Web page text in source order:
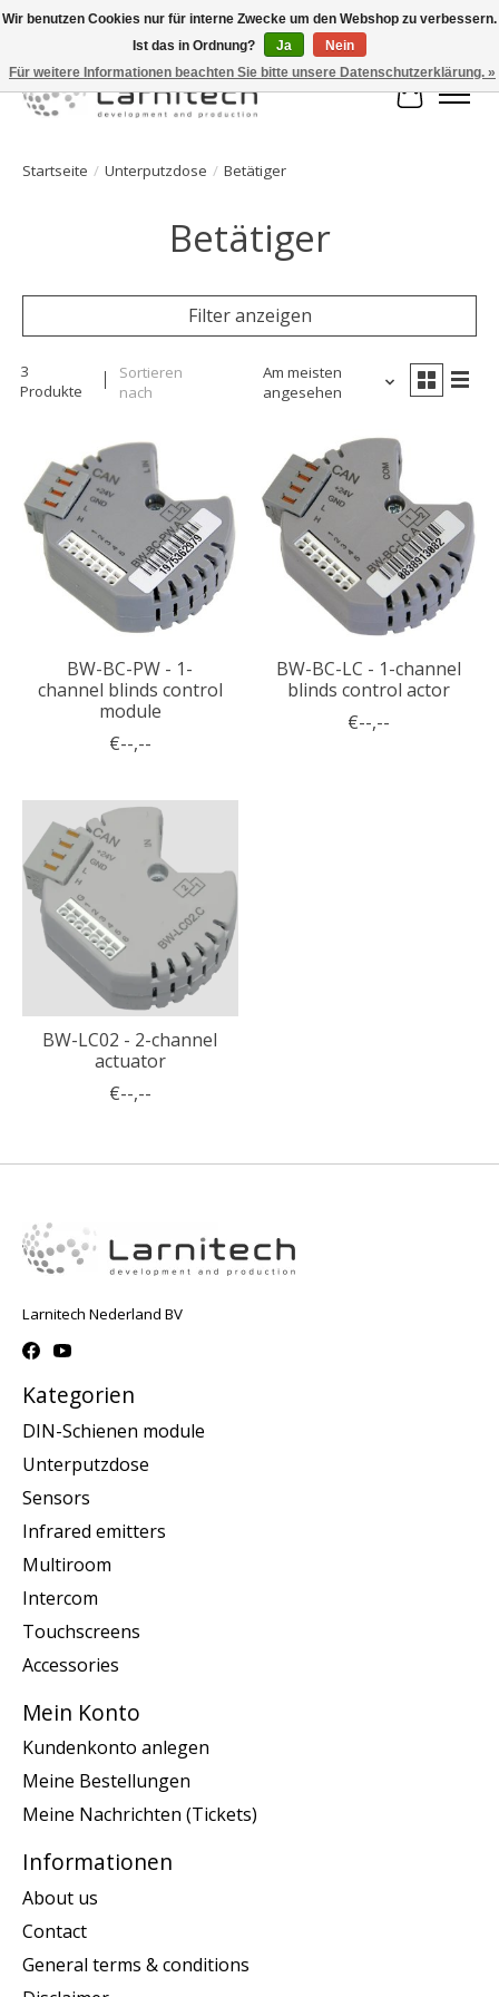
Welkom bij de webshop van Larnitech Nederland BV !
Ihr
Startseite / Unterputzdose / Betätiger
Betätiger
Filter anzeigen
3
Produkte
Sortieren
nach
Am meisten
angesehen
BW-BC-PW - 1-
channel blinds control
module
€--,--
BW-BC-LC - 1-channel
blinds control actor
€--,--
BW-LC02 - 2-channel
actuator
€--,--
Larnitech Nederland BV
Kategorien
DIN-Schienen module
Unterputzdose
Sensors
Infrared emitters
Multiroom
Intercom
Touchscreens
Accessories
Mein Konto
Kundenkonto anlegen
Meine Bestellungen
Meine Nachrichten (Tickets)
Informationen
About us
Contact
General terms & conditions
Wir benutzen Cookies nur für interne Zwecke um den Webshop zu verbessern.
Ist das in Ordnung?
Ja
Nein
Für weitere Informationen beachten Sie bitte unsere Datenschutzerklärung. »